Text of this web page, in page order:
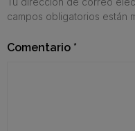
campos obligatorios están
Comentario *